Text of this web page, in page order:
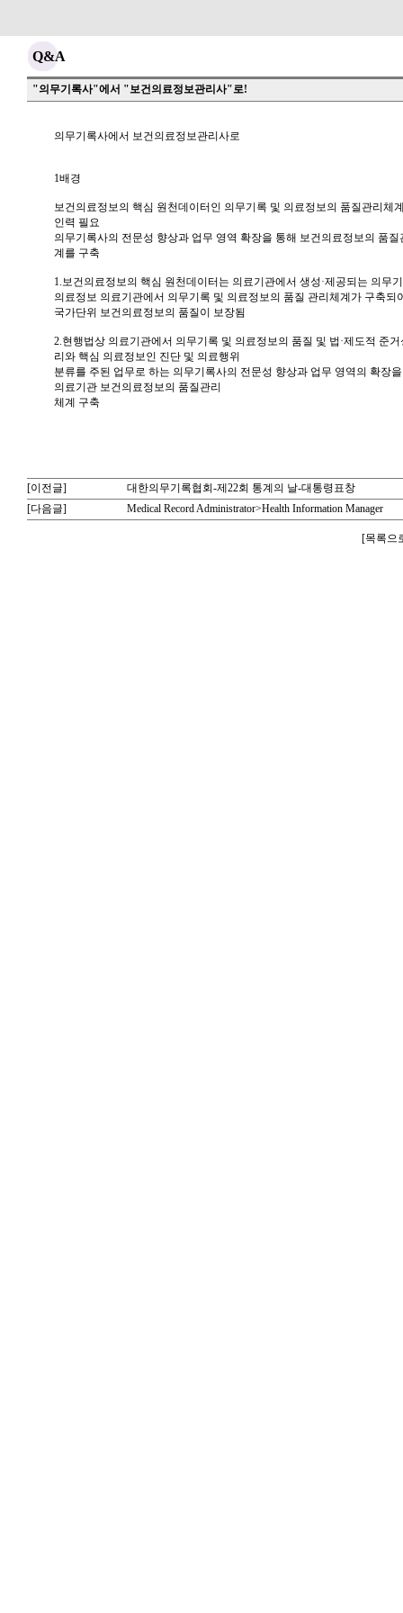
Q&A
"의무기록사"에서 "보건의료정보관리사"로!
의무기록사에서 보건의료정보관리사로
1배경
보건의료정보의 핵심 원천데이터인 의무기록 및 의료정보의 품질관리체
인력 필요
의무기록사의 전문성 향상과 업무 영역 확장을 통해 보건의료정보의 품질
계를 구축
1.보건의료정보의 핵심 원천데이터는 의료기관에서 생성·제공되는 의무
의료정보 의료기관에서 의무기록 및 의료정보의 품질 관리체계가 구축되
국가단위 보건의료정보의 품질이 보장됨
2.현행법상 의료기관에서 의무기록 및 의료정보의 품질 및 법·제도적 준거
리와 핵심 의료정보인 진단 및 의료행위
분류를 주된 업무로 하는 의무기록사의 전문성 향상과 업무 영역의 확장
의료기관 보건의료정보의 품질관리
체계 구축
[이전글]
대한의무기록협회-제22회 통계의 날-대통령표창
[다음글]
Medical Record Administrator>Health Information Manager
[목록으